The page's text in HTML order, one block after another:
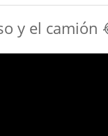
y el camión